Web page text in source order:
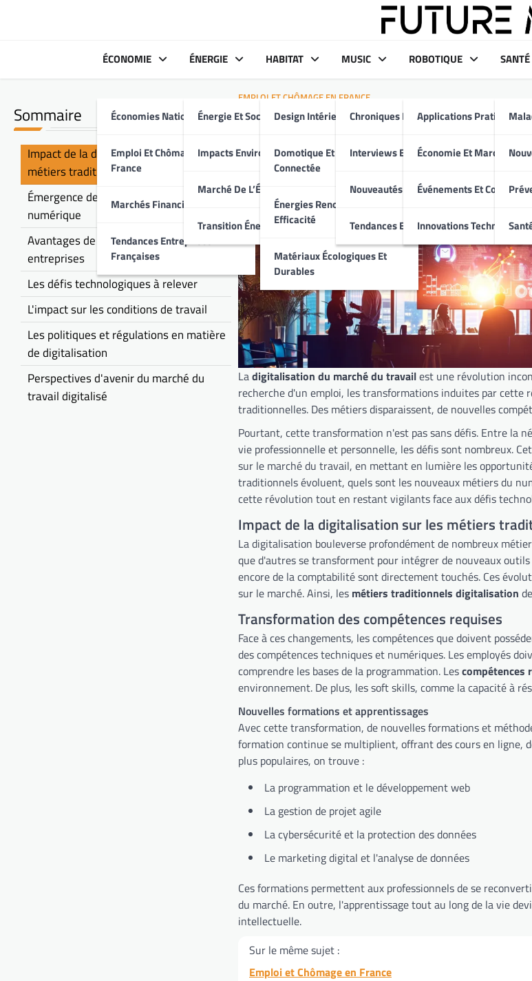
ÉCONOMIE
Économies Nationales
Emploi Et Chômage En
France
Marchés Financiers Français
Tendances Entreprises
Françaises
ÉNERGIE
Énergie Et Société
Impacts Environnementaux
Marché De L’Énergie
Transition Énergétique
HABITAT
Design Intérieur Moderne
Domotique Et Maison
Connectée
Énergies Renouvelables Et
Efficacité
Matériaux Écologiques Et
Durables
MUSIC
Chroniques Et Critiques
Interviews Et Portraits
Nouveautés Musicales
Tendances Et Événements
ROBOTIQUE
Applications Pratiques
Économie Et Marché
Événements Et
Innovations
SANTÉ
EMPLOI ET CHÔMAGE EN FRANCE
Comment la
: Opportunités et Défis
Ladigitalisation du marché du travailest une révolution
recherche d'un emploi, les transformations induites par
traditionnelles. Des métiers disparaissent, de nouvelles
Pourtant, cette transformation n'est pas sans défis. Entre la
vie professionnelle et personnelle, les défis sont nombreux.
sur le marché du travail, en mettant en lumière les
traditionnels évoluent, quels sont les nouveaux métiers du
cette révolution tout en restant vigilants face aux défis
Impact de la digitalisation sur les métiers
La digitalisation bouleverse profondément de nombreux
que d'autres se transforment pour intégrer de nouveaux
encore de la comptabilité sont directement touchés. Ces
sur le marché. Ainsi, les métiers traditionnels digitalisation
Transformation des compétences requises
Face à ces changements, les compétences que doivent
des compétences techniques et numériques. Les employés
comprendre les bases de la programmation. Lescompétences
environnement. De plus, les soft skills, comme la capacité à
Nouvelles formations et apprentissages
Avec cette transformation, de nouvelles formations et
formation continue se multiplient, offrant des cours en ligne,
plus populaires, on trouve :
La programmation et le développement web
La gestion de projet agile
La cybersécurité et la protection des données
Le marketing digital et l'analyse de données
Ces formations permettent aux professionnels de se
du marché. En outre, l'apprentissage tout au long de la vie
intellectuelle.
Sur le même sujet :
Emploi et Chômage en France
Sommaire
Impact de la digitalisation sur les
métiers traditionnels
Émergence de nouveaux métiers liés au
numérique
Avantages de la digitalisation pour les
entreprises
Les défis technologiques à relever
L'impact sur les conditions de travail
Les politiques et régulations en matière
de digitalisation
Perspectives d'avenir du marché du
travail digitalisé